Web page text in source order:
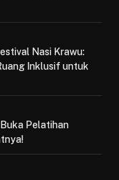
Nasi Krawu:
Inklusif untuk
Pelatihan